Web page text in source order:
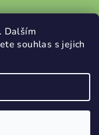
Dalším
souhlas s jejich